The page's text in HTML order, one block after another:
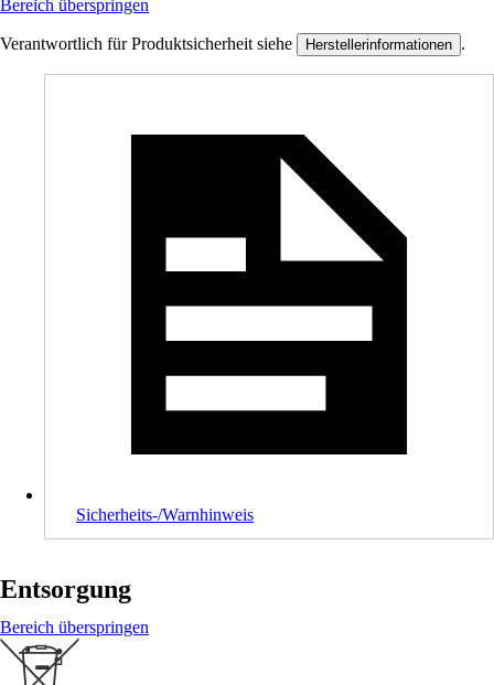
Bereich überspringen
Verantwortlich für Produktsicherheit siehe Herstellerinformationen .
Sicherheits-/Warnhinweis
Entsorgung
Bereich überspringen